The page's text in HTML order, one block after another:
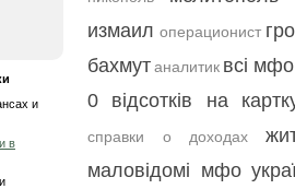
и
в
измаил операционист
бахмутаналитик всі мфо
0 відсотків на
справки о доходах
маловідомі мфо